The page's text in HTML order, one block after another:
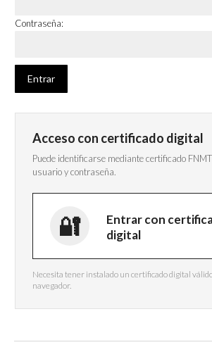
Contraseña:
Acceso con certificado digital
Puede identificarse mediante certificado
usuario y contraseña.
Entrar con
digital
Necesita tener instalado un certificado digital
navegador.